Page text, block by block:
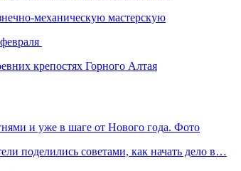
механическую мастерскую
крепостях Горного Алтая
и уже в шаге от Нового года. Фото
поделились советами, как начать дело в…